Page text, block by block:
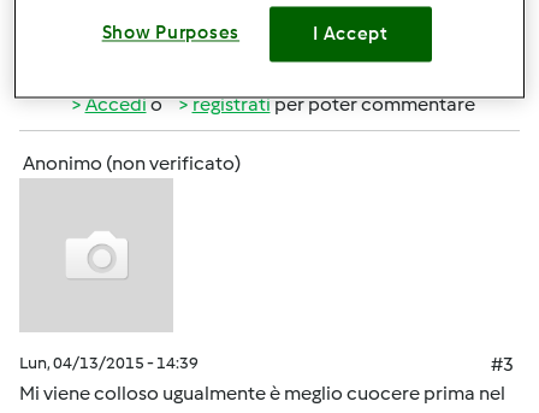
Accedio registratiper poter commentare
Anonimo (non verificato)
Lun, 04/13/2015 - 14:39
#3
Mi viene colloso ugualmente è meglio cuocere prima nel
Show Purposes I Accept